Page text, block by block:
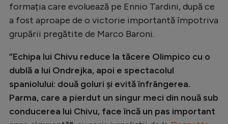
Natație
Auto
Rugby
Ciclism
Alte sporturi
formația care evoluează pe Ennio Tardini, după ce
a fost aproape de o victorie importantă împotriva
grupării pregătite de Marco Baroni.
”Echipa lui Chivu reduce la tăcere Olimpico cu o
dublă a lui Ondrejka, apoi e spectacolul
spaniolului: două goluri și evită înfrângerea.
Parma, care a pierdut un singur meci din nouă sub
conducerea lui Chivu, face încă un pas important